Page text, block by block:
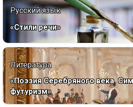
Русский язык
«Стили речи»
Литература
«Поэзия Серебряного века.
футуризм»